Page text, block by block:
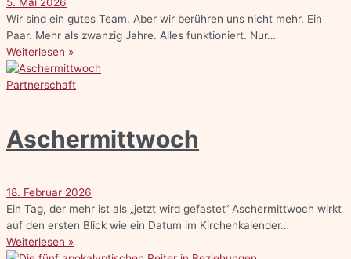
Wir sind ein gutes Team. Aber wir berühren uns nicht mehr. Ein
Paar. Mehr als zwanzig Jahre. Alles funktioniert. Nur…
Weiterlesen »
Partnerschaft
Aschermittwoch
18. Februar 2026
Ein Tag, der mehr ist als „jetzt wird gefastet“ Aschermittwoch wirkt
auf den ersten Blick wie ein Datum im Kirchenkalender…
Weiterlesen »